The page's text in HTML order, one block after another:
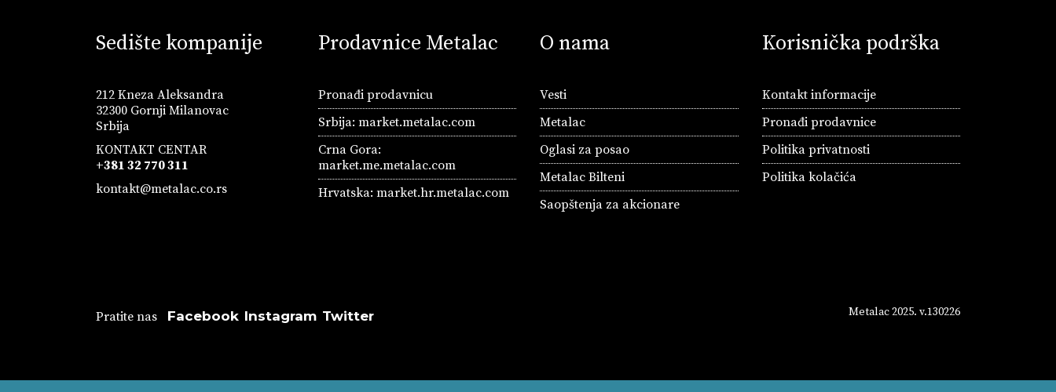
Sedište kompanije
212 Kneza Aleksandra
32300 Gornji Milanovac
Srbija
KONTAKT CENTAR
+381 32 770 311
kontakt@metalac.co.rs
Prodavnice Metalac
Pronađi prodavnicu
Srbija: market.metalac.com
Crna Gora:
market.me.metalac.com
Hrvatska: market.hr.metalac.com
O nama
Vesti
Metalac
Oglasi za posao
Metalac Bilteni
Saopštenja za akcionare
Korisnička podrška
Kontakt informacije
Pronađi prodavnice
Politika privatnosti
Politika kolačića
Pratite nas Facebook Instagram Twitter Metalac 2025. v.130226